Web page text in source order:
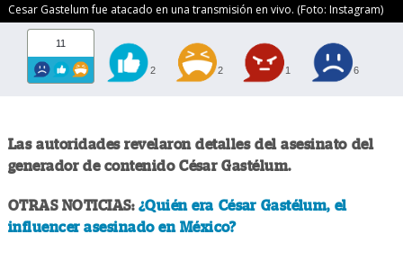
Cesar Gastelum fue atacado en una transmisión en vivo. (Foto: Instagram)
11
2 2 1 6
Las autoridades revelaron detalles del asesinato del
generador de contenido César Gastélum.
OTRAS NOTICIAS: ¿Quién era César Gastélum, el
influencer asesinado en México?